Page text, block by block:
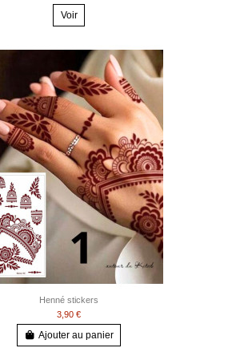
Voir
Henné stickers
3,90 €
Ajouter au panier